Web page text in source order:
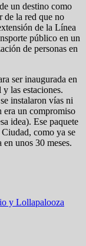
un destino como
de la red que no
de la Línea
público en un
de personas en
ser inaugurada en
las estaciones.
instalaron vías ni
era un compromiso
idea). Ese paquete
como ya se
en unos 30 meses.
y Lollapalooza